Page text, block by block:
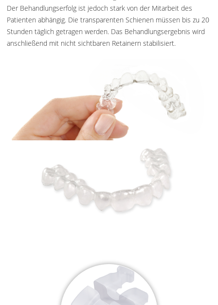
Der Behandlungserfolg ist jedoch stark von der Mitarbeit des
Patienten abhängig. Die transparenten Schienen müssen bis zu 20
Stunden täglich getragen werden. Das Behandlungsergebnis wird
anschließend mit nicht sichtbaren Retainern stabilisiert.